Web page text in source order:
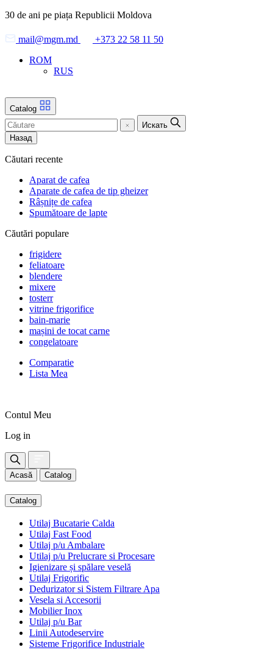
Skip
the
content
30 de ani pe piața Republicii Moldova
mail@mgm.md
+373 22 58 11 50
ROM
RUS
Catalog
Искать
Назад
Căutari recente
Aparat de cafea
Aparate de cafea de tip gheizer
Râșnițe de cafea
Spumătoare de lapte
Căutări populare
frigidere
feliatoare
blendere
mixere
tosterr
vitrine frigorifice
bain-marie
mașini de tocat carne
congelatoare
Comparatie
Lista Mea
Contul Meu
Log in
Acasă Catalog
Catalog
Utilaj Bucatarie Calda
Utilaj Fast Food
Utilaj p/u Ambalare
Utilaj p/u Prelucrare si Procesare
Igienizare și spălare veselă
Utilaj Frigorific
Dedurizator si Sistem Filtrare Apa
Vesela si Accesorii
Mobilier Inox
Utilaj p/u Bar
Linii Autodeservire
Sisteme Frigorifice Industriale